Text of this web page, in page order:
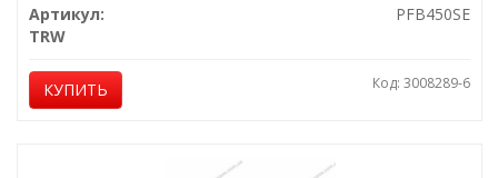
Артикул:
PFB450SE
TRW
КУПИТЬ Код: 3008289-6